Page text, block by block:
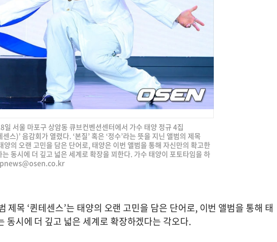
서울 마포구 상암동 큐브컨벤션센터에서 가수 태양 정규 4집
스)’ 음감회가 열렸다. ‘본질’ 혹은 ‘정수’라는 뜻을 지닌 앨범의 제목
양의 오랜 고민을 담은 단어로, 태양은 이번 앨범을 통해 자신만의 확고한
동시에 더 깊고 넓은 세계로 확장을 꾀한다. 가수 태양이 포토타임을 하
제목 ‘퀸테센스’는 태양의 오랜 고민을 담은 단어로, 이번 앨범을 통해 태
동시에 더 깊고 넓은 세계로 확장하겠다는 각오다.